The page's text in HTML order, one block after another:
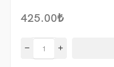
425.00₺